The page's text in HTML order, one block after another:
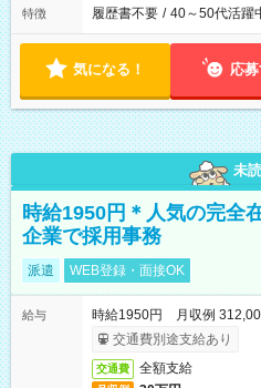
特徴 履歴書不要 / 40～50代活躍
気になる！ 応
未読
時給1950円＊人気の完全
企業で採用事務
派遣 WEB登録・面接OK
給与
時給1950円 月収例
交通費別途支給あり
交通費 全額支給